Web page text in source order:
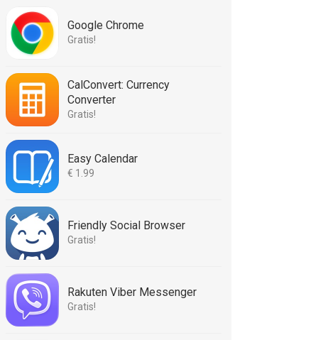
Google Chrome
Gratis!
CalConvert: Currency
Converter
Gratis!
Easy Calendar
€ 1.99
Friendly Social Browser
Gratis!
Rakuten Viber Messenger
Gratis!